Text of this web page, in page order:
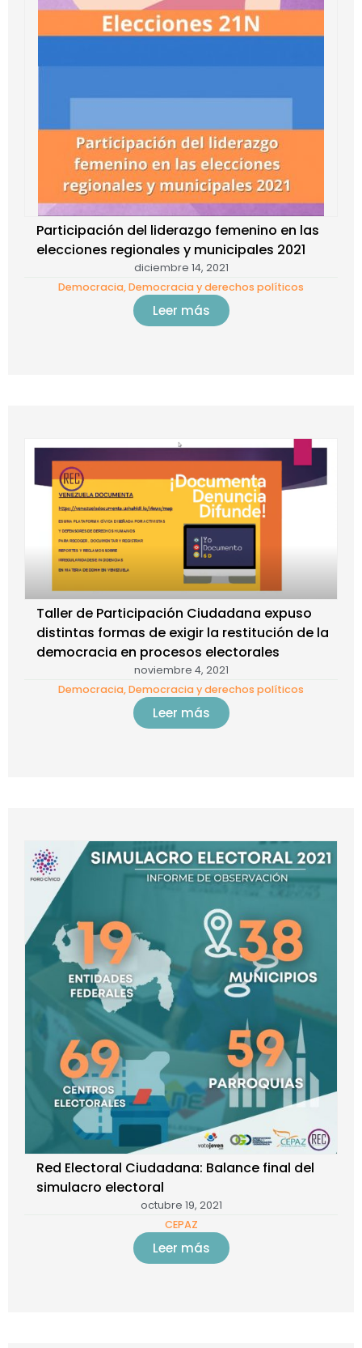
Participación del liderazgo femenino en las
elecciones regionales y municipales 2021
diciembre 14, 2021
Democracia,Democracia y derechos políticos
Leer más
Taller de Participación Ciudadana expuso
distintas formas de exigir la restitución de la
democracia en procesos electorales
noviembre 4, 2021
Democracia,Democracia y derechos políticos
Leer más
Red Electoral Ciudadana: Balance final del
simulacro electoral
octubre 19, 2021
CEPAZ
Leer más